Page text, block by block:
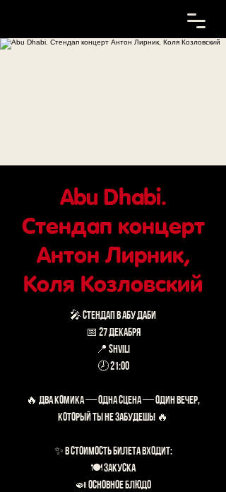
Abu Dhabi.
Стендап концерт
Антон Лирник,
Коля Козловский
🎤 СТЕНДАП в АБУ ДАБИ
📅 27 декабря
📍 Shvili
🕗 21:00
🔥 ДВА КОМИКА — ОДНА СЦЕНА — ОДИН ВЕЧЕР,
КОТОРЫЙ ТЫ НЕ ЗАБУДЕШЬ! 🔥
✨ В стоимость билета входит:
🍽 закуска
🍛 основное блюдо